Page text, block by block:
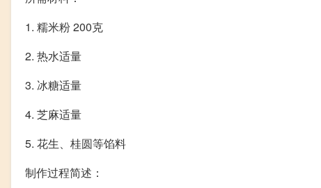
1. 糯米粉 200克
2. 热水适量
3. 冰糖适量
4. 芝麻适量
5. 花生、桂圆等馅料
制作过程简述：